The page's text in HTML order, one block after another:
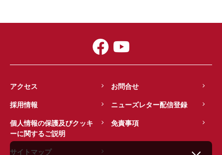
アクセス
お問合せ
採用情報
ニューズレター配信登録
個人情報の保護及びクッキ
ーに関するご説明
免責事項
サイトマップ